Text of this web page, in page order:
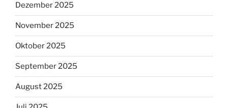
Dezember 2025
November 2025
Oktober 2025
September 2025
August 2025